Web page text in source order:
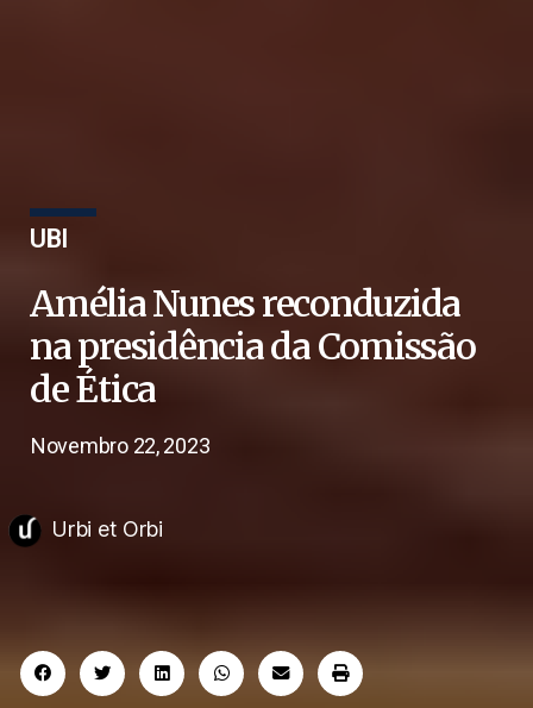
UBI
Amélia Nunes reconduzida
na presidência da Comissão
de Ética
Novembro 22, 2023
Urbi et Orbi